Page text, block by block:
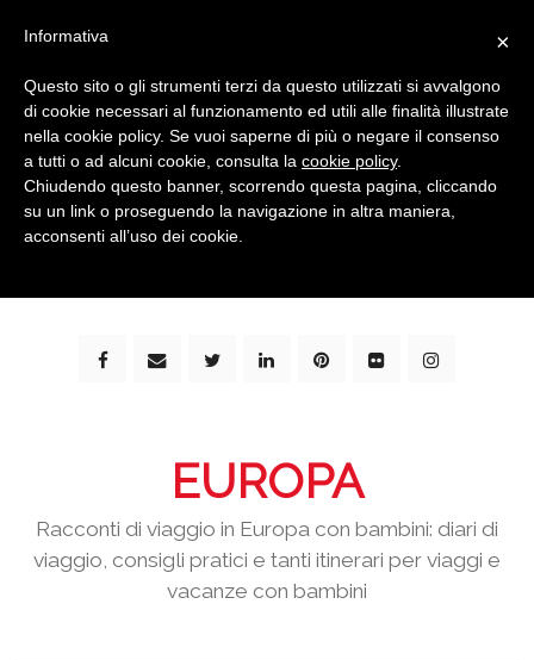
bimbi e viaggi - family travel blog: community #1 in
EUROPA
Racconti di viaggio in Europa con bambini: diari di
viaggio, consigli pratici e tanti itinerari per viaggi e
vacanze con bambini
×
Informativa
Questo sito o gli strumenti terzi da questo utilizzati si avvalgono
di cookie necessari al funzionamento ed utili alle finalità illustrate
nella cookie policy. Se vuoi saperne di più o negare il consenso
a tutti o ad alcuni cookie, consulta la cookie policy.
Chiudendo questo banner, scorrendo questa pagina, cliccando
su un link o proseguendo la navigazione in altra maniera,
acconsenti all’uso dei cookie.